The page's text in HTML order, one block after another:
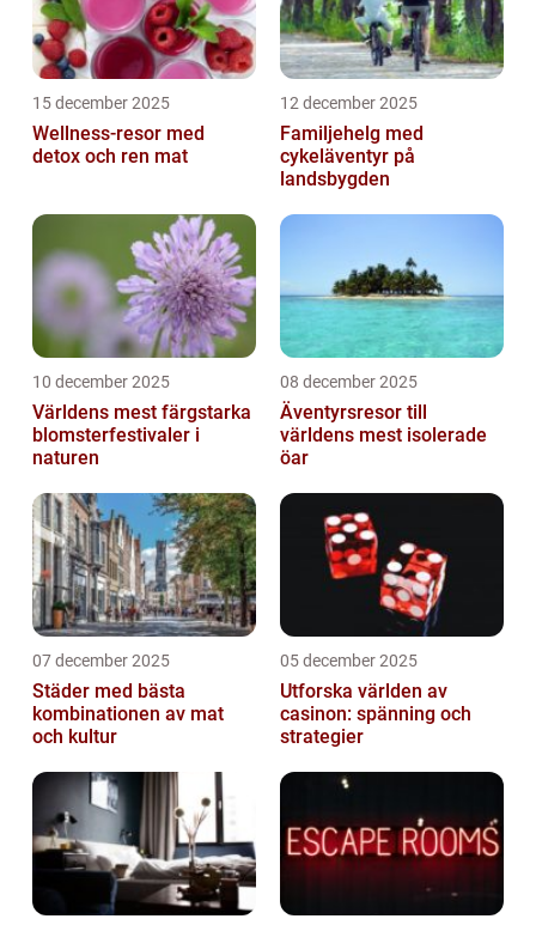
15 december 2025
Wellness-resor med
detox och ren mat
12 december 2025
Familjehelg med
cykeläventyr på
landsbygden
10 december 2025
Världens mest färgstarka
blomsterfestivaler i
naturen
08 december 2025
Äventyrsresor till
världens mest isolerade
öar
07 december 2025
Städer med bästa
kombinationen av mat
och kultur
05 december 2025
Utforska världen av
casinon: spänning och
strategier